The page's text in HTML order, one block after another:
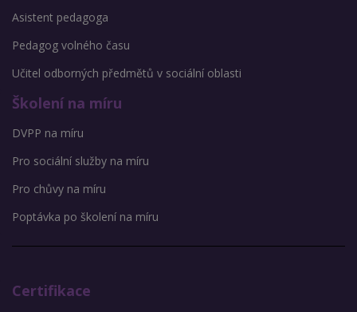
Asistent pedagoga
Pedagog volného času
Učitel odborných předmětů v sociální oblasti
Školení na míru
DVPP na míru
Pro sociální služby na míru
Pro chůvy na míru
Poptávka po školení na míru
Certifikace